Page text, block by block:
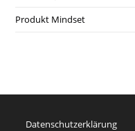
Produkt Mindset
Datenschutzerklärung